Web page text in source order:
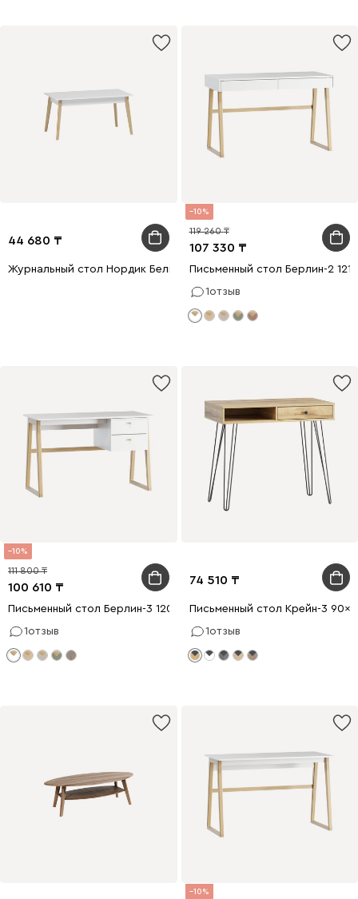
44 680
Журнальный стол Нордик Белый/Натуральный
10
107 330
119 260
Письменный стол Берлин-2
1отзыв
10
100 610
111 800
Письменный стол Берлин-3 120x56 Белый/Натуральный
1отзыв
74 510
Письменный стол Крейн-3
1отзыв
10